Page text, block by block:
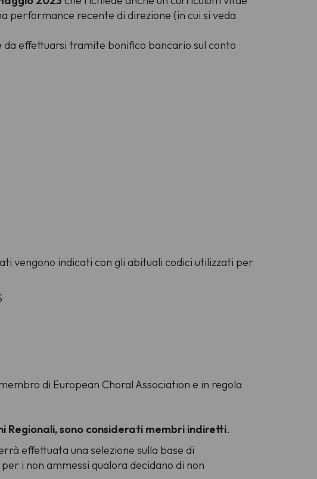
performance recente di direzione (in cui si veda
da effettuarsi tramite bonifico bancario sul conto
vengono indicati con gli abituali codici utilizzati per
di European Choral Association e in regola
Regionali, sono considerati membri indiretti.
effettuata una selezione sulla base di
i non ammessi qualora decidano di non